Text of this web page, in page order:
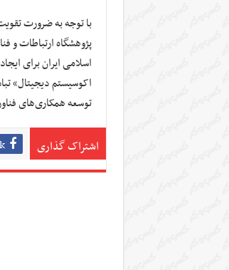
با توجه به ضرورت
اسلامی ایران برای
اکوسیستم دیجیتال»
توسعه همکاری‌های
اشتراک گذاری